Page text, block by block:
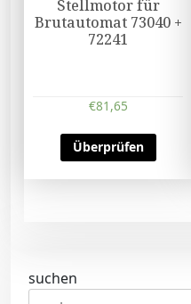
Stellmotor für
Brutautomat 73040 +
72241
€81,65
Überprüfen
suchen